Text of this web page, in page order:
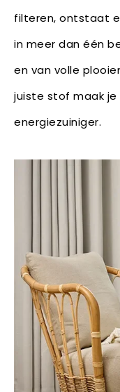
filteren, ontstaat
in meer dan één
en van volle
juiste stof maak
energiezuiniger.